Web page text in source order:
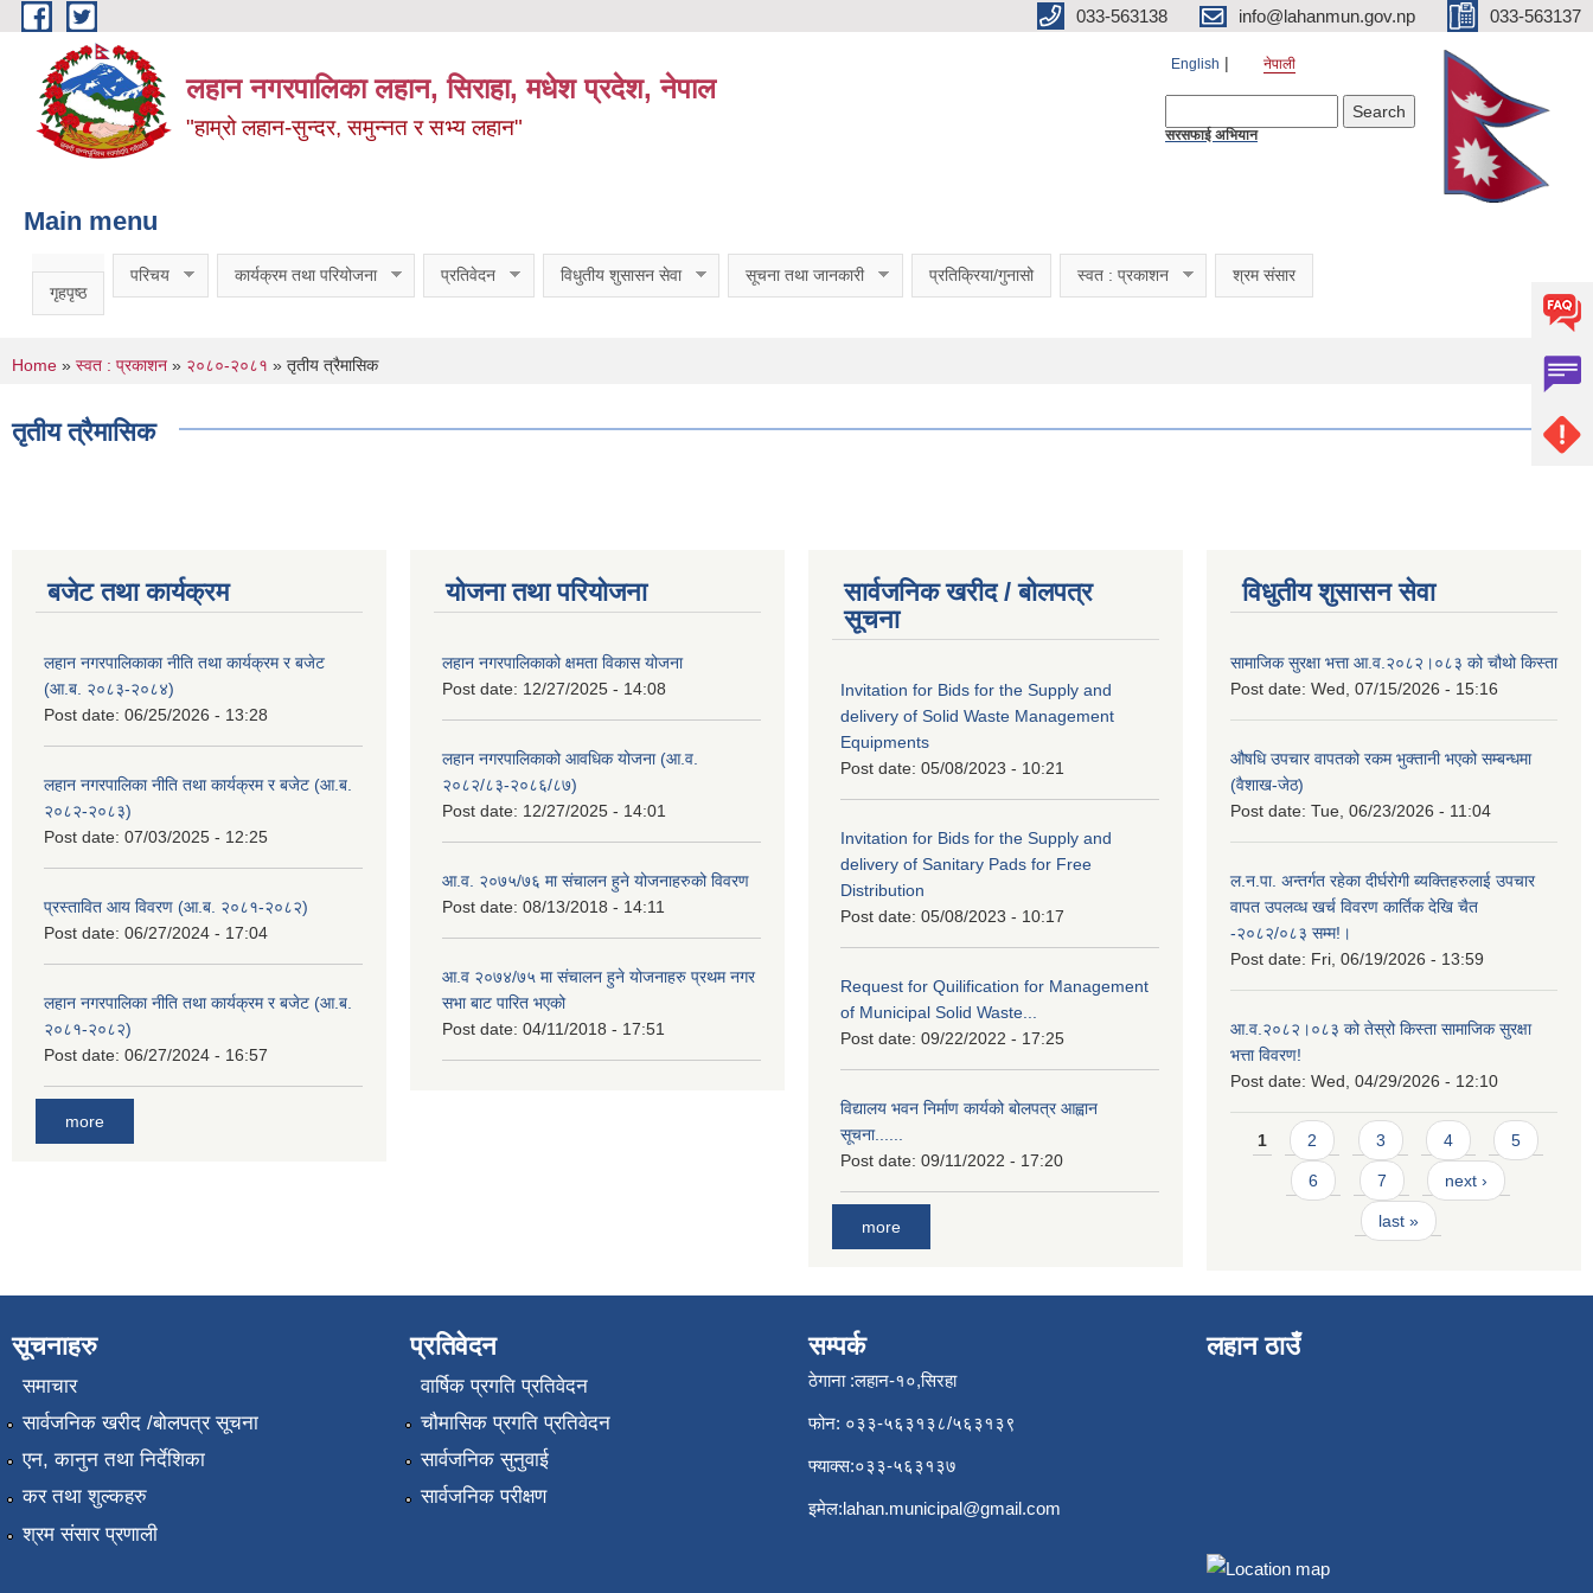
Skip to main content 033-563138 info@lahanmun.gov.np 033-563137
लहान नगरपालिका लहान, सिराहा, मधेश प्रदेश, नेपाल
"हाम्रो लहान-सुन्दर, समुन्नत र सभ्य लहान"
English नेपाली
सरसफाई अभियान
Main menu
गृहपृष्ठ
परिचय कार्यक्रम तथा परियोजना प्रतिवेदन विधुतीय शुसासन सेवा सूचना तथा जानकारी प्रतिक्रिया/गुनासो स्वत : प्रकाशन श्रम संसार
You are here
Home » स्वत : प्रकाशन » २०८०-२०८१ » तृतीय त्रैमासिक
तृतीय त्रैमासिक
बजेट तथा कार्यक्रम
लहान नगरपालिकाका नीति तथा कार्यक्रम र बजेट
(आ.ब. २०८३-२०८४)
Post date: 06/25/2026 - 13:28
लहान नगरपालिका नीति तथा कार्यक्रम र बजेट (आ.ब.
२०८२-२०८३)
Post date: 07/03/2025 - 12:25
प्रस्तावित आय विवरण (आ.ब. २०८१-२०८२)
Post date: 06/27/2024 - 17:04
लहान नगरपालिका नीति तथा कार्यक्रम र बजेट (आ.ब.
२०८१-२०८२)
Post date: 06/27/2024 - 16:57
more
योजना तथा परियोजना
लहान नगरपालिकाको क्षमता विकास योजना
Post date: 12/27/2025 - 14:08
लहान नगरपालिकाको आवधिक योजना (आ.व.
२०८२/८३-२०८६/८७)
Post date: 12/27/2025 - 14:01
आ.व. २०७५/७६ मा संचालन हुने योजनाहरुको विवरण
Post date: 08/13/2018 - 14:11
आ.व २०७४/७५ मा संचालन हुने योजनाहरु प्रथम नगर
सभा बाट पारित भएको
Post date: 04/11/2018 - 17:51
सार्वजनिक खरीद / बोलपत्र
सूचना
Invitation for Bids for the Supply and
delivery of Solid Waste Management
Equipments
Post date: 05/08/2023 - 10:21
Invitation for Bids for the Supply and
delivery of Sanitary Pads for Free
Distribution
Post date: 05/08/2023 - 10:17
Request for Quilification for Management
of Municipal Solid Waste...
Post date: 09/22/2022 - 17:25
विद्यालय भवन निर्माण कार्यको बोलपत्र आह्वान
सूचना......
Post date: 09/11/2022 - 17:20
more
विधुतीय शुसासन सेवा
सामाजिक सुरक्षा भत्ता आ.व.२०८२।०८३ को चौथो किस्ता
Post date: Wed, 07/15/2026 - 15:16
औषधि उपचार वापतको रकम भुक्तानी भएको सम्बन्धमा
(वैशाख-जेठ)
Post date: Tue, 06/23/2026 - 11:04
ल.न.पा. अन्तर्गत रहेका दीर्घरोगी ब्यक्तिहरुलाई उपचार
वापत उपलव्ध खर्च विवरण कार्तिक देखि चैत
-२०८२/०८३ सम्म!।
Post date: Fri, 06/19/2026 - 13:59
आ.व.२०८२।०८३ को तेस्रो किस्ता सामाजिक सुरक्षा
भत्ता विवरण!
Post date: Wed, 04/29/2026 - 12:10
Pages
1 2 3 4 5
6 7 next ›
last »
सूचनाहरु
समाचार
सार्वजनिक खरीद /बोलपत्र सूचना
एन, कानुन तथा निर्देशिका
कर तथा शुल्कहरु
श्रम संसार प्रणाली
प्रतिवेदन
वार्षिक प्रगति प्रतिवेदन
चौमासिक प्रगति प्रतिवेदन
सार्वजनिक सुनुवाई
सार्वजनिक परीक्षण
सम्पर्क
ठेगाना :लहान-१०,सिरहा
फोन: ०३३-५६३१३८/५६३१३९
फ्याक्स:०३३-५६३१३७
इमेल:lahan.municipal@gmail.com
लहान ठाउँ